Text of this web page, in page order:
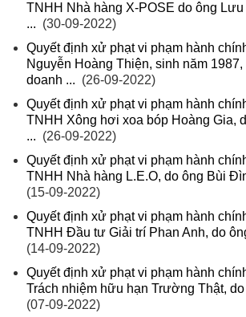
TNHH Nhà hàng X-POSE do ông
... (30-09-2022)
Quyết định xử phạt vi phạm hành
Nguyễn Hoàng Thiện, sinh năm
doanh ... (26-09-2022)
Quyết định xử phạt vi phạm hành
TNHH Xông hơi xoa bóp Hoàng Gia,
... (26-09-2022)
Quyết định xử phạt vi phạm hành
TNHH Nhà hàng L.E.O, do ông Bùi
(15-09-2022)
Quyết định xử phạt vi phạm hành
TNHH Đầu tư Giải trí Phan Anh, do
(14-09-2022)
Quyết định xử phạt vi phạm hành
Trách nhiệm hữu hạn Trường Thật,
(07-09-2022)